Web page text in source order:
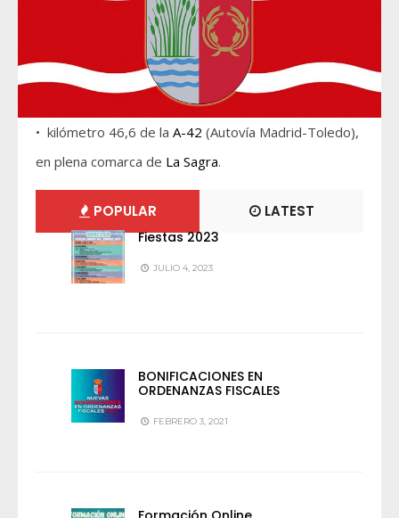
• kilómetro 46,6 de la A-42 (Autovía Madrid-Toledo),
en plena comarca de La Sagra.
POPULAR LATEST
Fiestas 2023
JULIO 4, 2023
BONIFICACIONES EN
ORDENANZAS FISCALES
FEBRERO 3, 2021